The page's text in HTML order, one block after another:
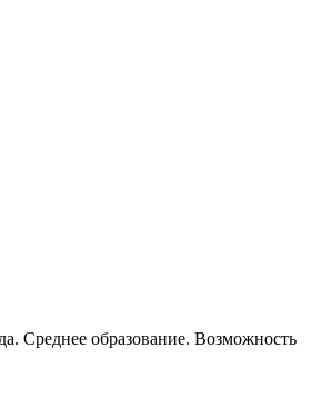
Среднее образование. Возможность